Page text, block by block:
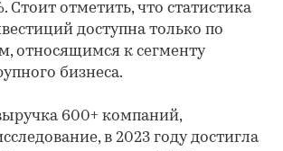
Стоит отметить, что статистика
доступна только по
относящимся к сегменту
бизнеса.
600+ компаний,
в 2023 году достигла